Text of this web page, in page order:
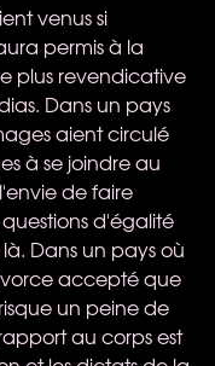
venus si
permis à la
plus revendicative
Dans un pays
aient circulé
à se joindre au
de faire
d'égalité
Dans un pays où
accepté que
un peine de
au corps est